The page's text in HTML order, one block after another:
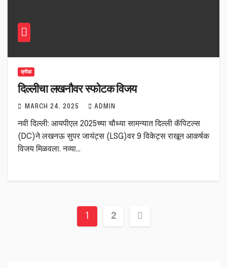
क्रीडा
दिल्लीचा लखनौवर स्फोटक विजय
MARCH 24, 2025 ADMIN
नवी दिल्ली: आयपीएल 2025च्या चौथ्या सामन्यात दिल्ली कॅपिटल्स
(DC)ने लखनऊ सुपर जायंट्स (LSG)वर 9 विकेट्स राखून आकर्षक
विजय मिळवला. नव्या…
Posts
1 2